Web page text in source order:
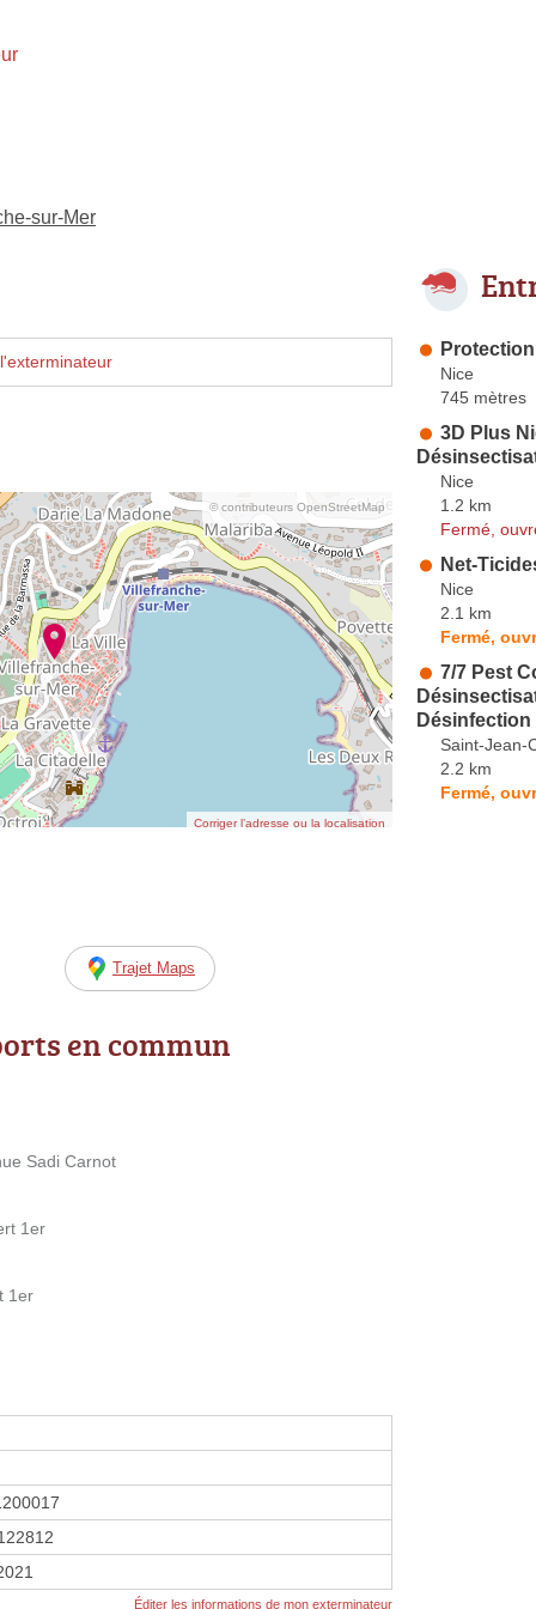
sur-Mer
© contributeurs OpenStreetMap
Corriger l’adresse ou la localisation
Trajet Maps
en commun
Sadi Carnot
1er
1er
Éditer les informations de mon exterminateur
Nice
745 mètres
3D Plus
Nice
1.2 km
Fermé,
Net-
Nice
2.1 km
Fermé,
7/7 Pest
Désinfection
Saint-Jean-
2.2 km
Fermé,